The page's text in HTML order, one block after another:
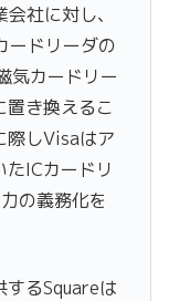
社に対し、
ードリーダの
気カードリー
置き換えるこ
際しVisaはア
ICカードリ
の義務化を
するSquareは